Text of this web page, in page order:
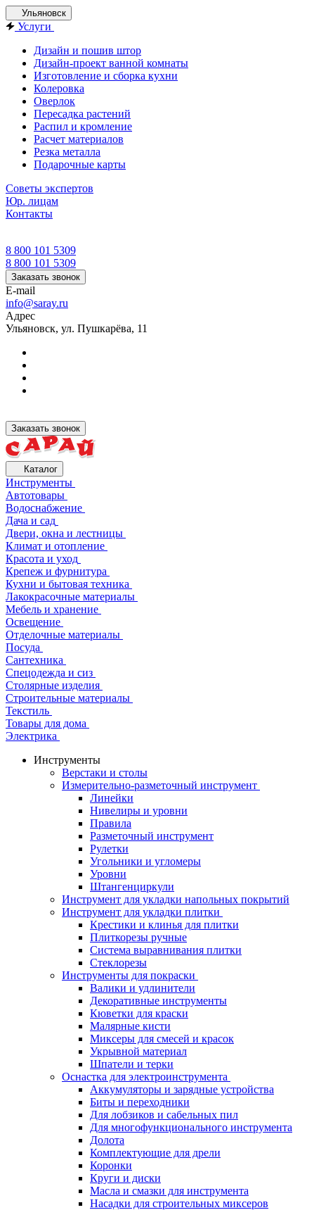
Ульяновск
Услуги
Дизайн и пошив штор
Дизайн-проект ванной комнаты
Изготовление и сборка кухни
Колеровка
Оверлок
Пересадка растений
Распил и кромление
Расчет материалов
Резка металла
Подарочные карты
Советы экспертов
Юр. лицам
Контакты
8 800 101 5309
8 800 101 5309
Заказать звонок
E-mail
info@saray.ru
Адрес
Ульяновск, ул. Пушкарёва, 11
Заказать звонок
Каталог
Инструменты
Автотовары
Водоснабжение
Дача и сад
Двери, окна и лестницы
Климат и отопление
Красота и уход
Крепеж и фурнитура
Кухни и бытовая техника
Лакокрасочные материалы
Мебель и хранение
Освещение
Отделочные материалы
Посуда
Сантехника
Спецодежда и сиз
Столярные изделия
Строительные материалы
Текстиль
Товары для дома
Электрика
Инструменты
Верстаки и столы
Измерительно-разметочный инструмент
Линейки
Нивелиры и уровни
Правила
Разметочный инструмент
Рулетки
Угольники и угломеры
Уровни
Штангенциркули
Инструмент для укладки напольных покрытий
Инструмент для укладки плитки
Крестики и клинья для плитки
Плиткорезы ручные
Система выравнивания плитки
Стеклорезы
Инструменты для покраски
Валики и удлинители
Декоративные инструменты
Кюветки для краски
Малярные кисти
Миксеры для смесей и красок
Укрывной материал
Шпатели и терки
Оснастка для электроинструмента
Аккумуляторы и зарядные устройства
Биты и переходники
Для лобзиков и сабельных пил
Для многофункционального инструмента
Долота
Комплектующие для дрели
Коронки
Круги и диски
Масла и смазки для инструмента
Насадки для строительных миксеров